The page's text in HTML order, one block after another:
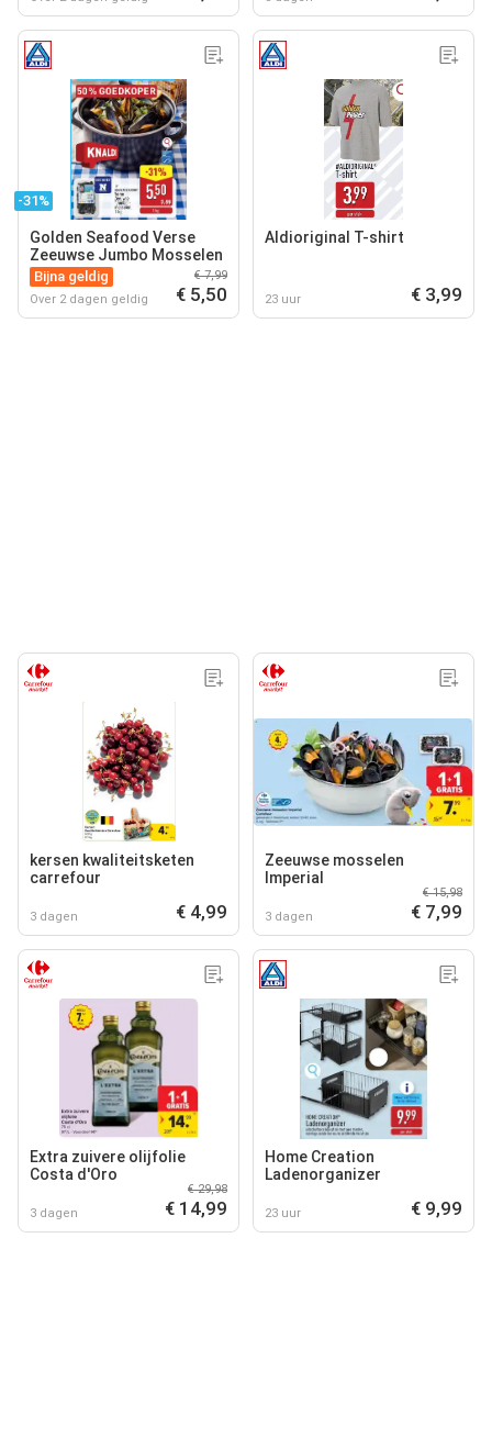
-31%
Golden Seafood Verse
Zeeuwse Jumbo Mosselen
Bijna geldig
Over 2 dagen geldig
€ 7,99
€ 5,50
Aldioriginal T-shirt
23 uur € 3,99
kersen kwaliteitsketen
carrefour
3 dagen € 4,99
Zeeuwse mosselen
Imperial
3 dagen
€ 15,98
€ 7,99
Extra zuivere olijfolie
Costa d'Oro
3 dagen
€ 29,98
€ 14,99
Home Creation
Ladenorganizer
23 uur € 9,99